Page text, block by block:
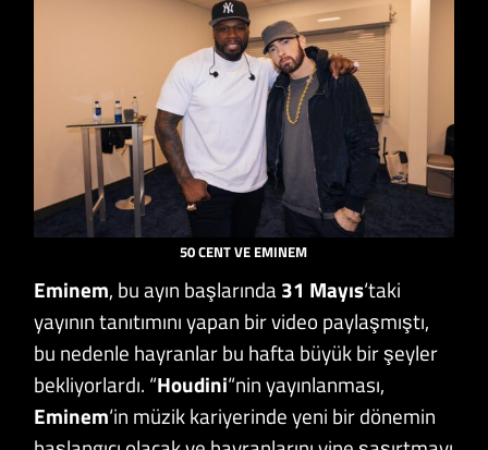
50 CENT VE EMINEM
Eminem, bu ayın başlarında31 Mayıs‘taki
yayının tanıtımını yapan bir video paylaşmıştı,
bu nedenle hayranlar bu hafta büyük bir şeyler
bekliyorlardı. “Houdini“nin yayınlanması,
Eminem‘in müzik kariyerinde yeni bir dönemin